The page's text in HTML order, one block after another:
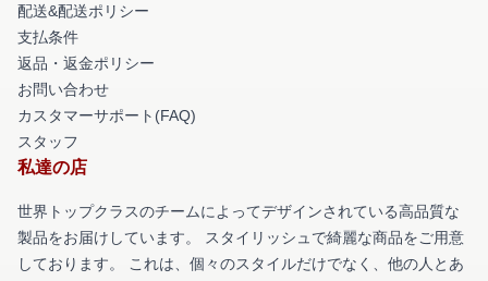
配送&配送ポリシー
支払条件
返品・返金ポリシー
お問い合わせ
カスタマーサポート(FAQ)
スタッフ
私達の店
世界トップクラスのチームによってデザインされている高品質な
製品をお届けしています。 スタイリッシュで綺麗な商品をご用意
しております。 これは、個々のスタイルだけでなく、他の人とあ